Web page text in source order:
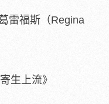
雷福斯（Regina
生上流》